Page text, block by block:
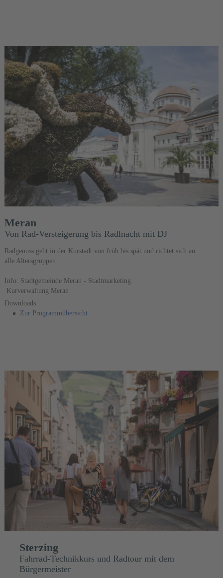
Meran
Von Rad-Versteigerung bis Radlnacht mit DJ
Radgenuss geht in der Kurstadt von früh bis spät und richtet sich an
alle Altersgruppen
Info: Stadtgemeinde Meran - Stadtmarketing
Kurverwaltung Meran
Downloads
Zur Programmübersicht
Sterzing
Fahrrad-Technikkurs und Radtour mit dem
Bürgermeister